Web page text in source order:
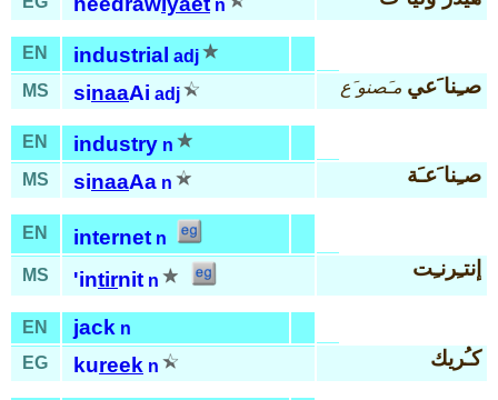
n
EN industrial adj
MS
sinaaAi adj صـِنا َعي مـَصنو َع
EN industry n
MS
sinaaAa n صـِنا َعـَة
EN internet n
MS
'intirnit n
إنتـِرنـِت
EN jack n
EG
kureek n كـُريك